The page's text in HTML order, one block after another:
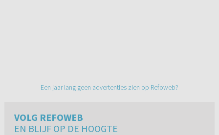
Een jaar lang geen advertenties zien op Refoweb?
VOLG REFOWEB
EN BLIJF OP DE HOOGTE